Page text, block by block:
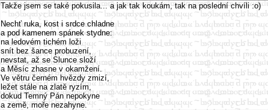
Takže jsem se také pokusila... a jak tak koukám, tak na poslední chvíli :o)
Nechť ruka, kost i srdce chladne
a pod kamenem spánek stydne:
na ledovém tichém loži
snít bez šance probuzení,
nevstat, až se Slunce složí
a Měsíc zhasne v okamžení.
Ve větru černém hvězdy zmizí,
ležet stále na zlatě ryzím,
dokud Temný Pán nepokyne
a země, moře nezahyne.